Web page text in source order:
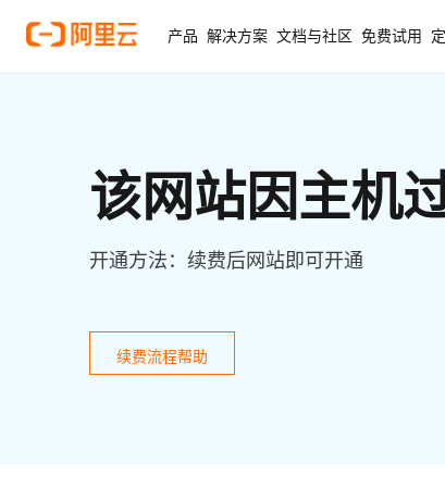
产品 解决方案 文档与社区 免费试用
该网站因主机
开通方法：续费后网站即可开通
续费流程帮助